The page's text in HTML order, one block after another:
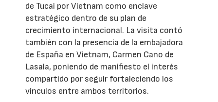
de Tucai por Vietnam como enclave
estratégico dentro de su plan de
crecimiento internacional. La visita contó
también con la presencia de la embajadora
de España en Vietnam, Carmen Cano de
Lasala, poniendo de manifiesto el interés
compartido por seguir fortaleciendo los
vínculos entre ambos territorios.